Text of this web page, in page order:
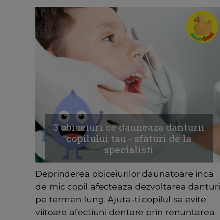
3 obiceiuri ce dauneaza danturii
copilului tau - sfaturi de la
specialisti
Deprinderea obiceiurilor daunatoare inca
de mic copil afecteaza dezvoltarea
pe termen lung. Ajuta-ti copilul sa evite
viitoare afectiuni dentare prin renuntarea